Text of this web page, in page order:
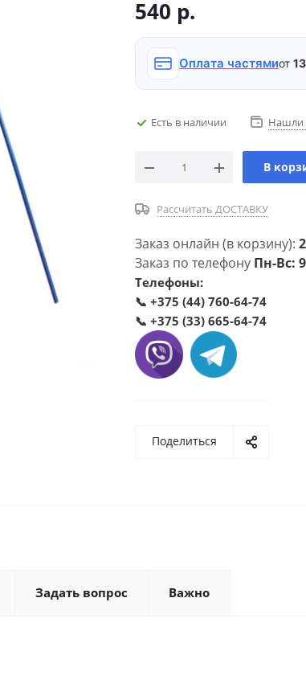
540 р.
Оплата частямиот
Есть в наличии Нашли
В
Рассчитать ДОСТАВКУ
Заказ онлайн (в корзину):
Заказ по телефону Пн-Вс:
Телефоны:
📞 +375 (44) 760-64-74
📞 +375 (33) 665-64-74
Поделиться
Задать вопрос Важно